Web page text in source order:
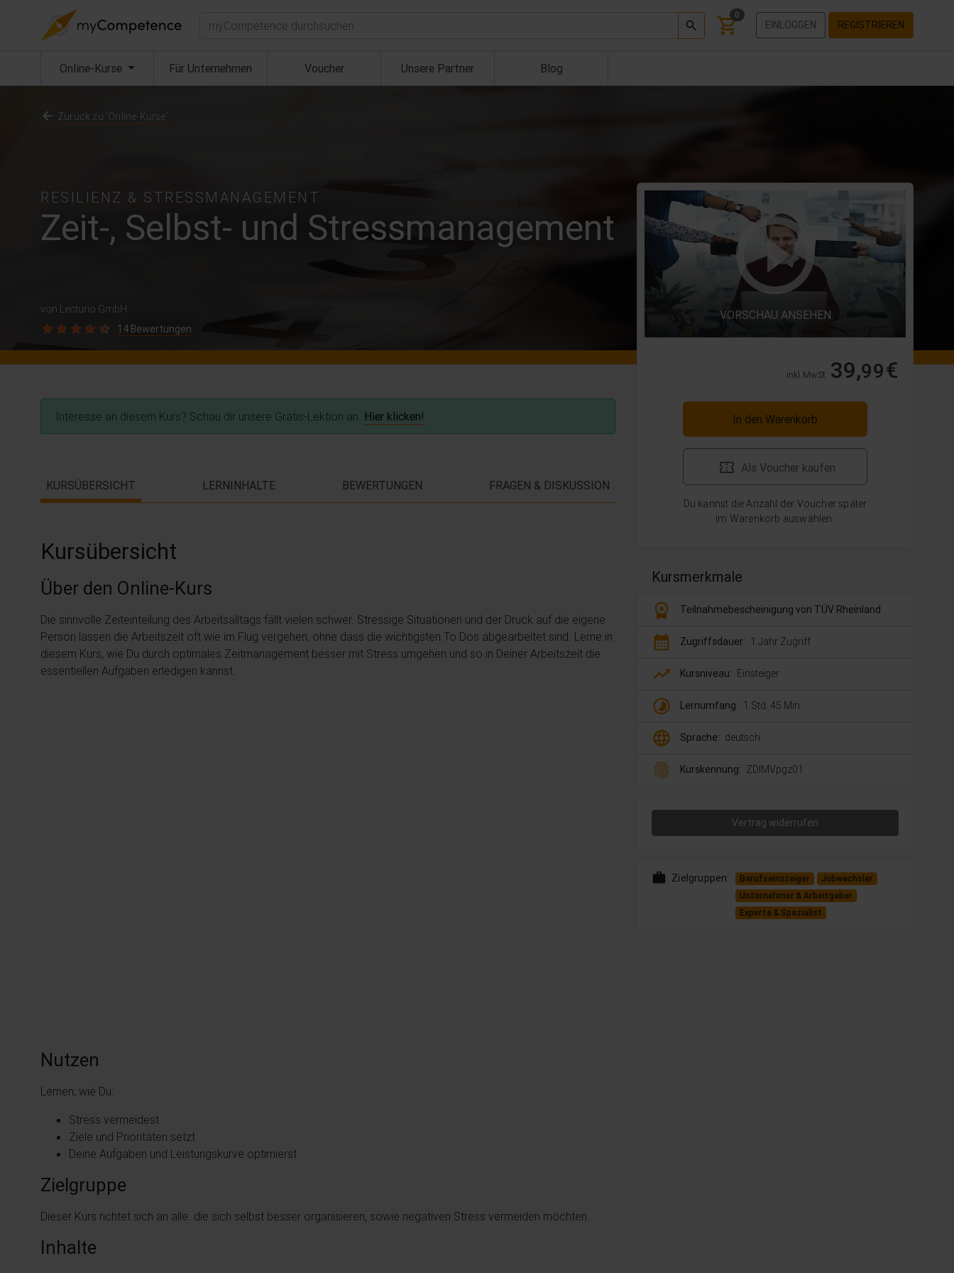
Suchen 0
EINLOGGEN REGISTRIEREN
Online-Kurse (aktuell) Für Unternehmen Voucher Unsere Partner Blog
RESILIENZ & STRESSMANAGEMENT
Zeit-, Selbst- und Stressmanagement
von Lecturio GmbH
14 Bewertungen
Zurück zu 'Online-Kurse'
VORSCHAU ANSEHEN
inkl. MwSt. 39,99€
In den Warenkorb
Als Voucher kaufen
Du kannst die Anzahl der Voucher später
im Warenkorb auswählen.
Kursmerkmale
workspace_premium Teilnahmebescheinigung von TÜV Rheinland
calendar_month Zugriffsdauer: 1 Jahr Zugriff
trending_up Kursniveau: Einsteiger
timelapse Lernumfang: 1 Std. 45 Min.
language Sprache: deutsch
fingerprint Kurskennung: ZDlMVpgz01
Vertrag widerrufen
work Zielgruppen: Berufseinsteiger
Jobwechsler
Unternehmer & Arbeitgeber
Experte & Spezialist
Interesse an diesem Kurs? Schau dir unsere Gratis-Lektion an. Hier klicken!
KURSÜBERSICHT LERNINHALTE BEWERTUNGEN FRAGEN & DISKUSSION
Kursübersicht
Über den Online-Kurs
Die sinnvolle Zeiteinteilung des Arbeitsalltags fällt vielen schwer. Stressige Situationen und der Druck auf die eigene
Person lassen die Arbeitszeit oft wie im Flug vergehen, ohne dass die wichtigsten To Dos abgearbeitet sind. Lerne in
diesem Kurs, wie Du durch optimales Zeitmanagement besser mit Stress umgehen und so in Deiner Arbeitszeit die
essentiellen Aufgaben erledigen kannst.
Nutzen
Lernen, wie Du:
Stress vermeidest
Ziele und Prioritäten setzt
Deine Aufgaben und Leistungskurve optimierst
Zielgruppe
Dieser Kurs richtet sich an alle. die sich selbst besser organisieren, sowie negativen Stress vermeiden möchten.
Inhalte